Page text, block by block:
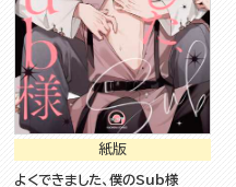
紙版
よくできました、僕のSub様